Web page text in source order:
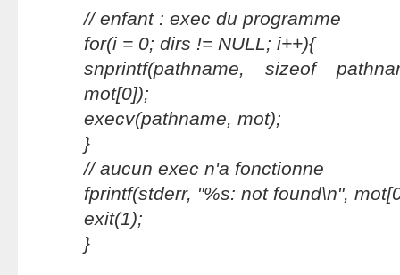
// enfant : exec du programme
for(i = 0; dirs != NULL; i++){
snprintf(pathname, sizeof
mot[0]);
execv(pathname, mot);
}
// aucun exec n'a fonctionne
fprintf(stderr, "%s: not found\n",
exit(1);
}